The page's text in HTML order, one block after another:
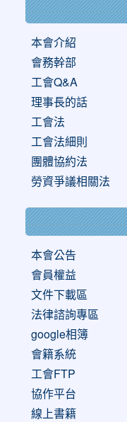
本會介紹
會務幹部
工會Q&A
理事長的話
工會法
工會法細則
團體協約法
勞資爭議相關法
本會公告
會員權益
文件下載區
法律諮詢專區
google相簿
會籍系統
工會FTP
協作平台
線上書籍